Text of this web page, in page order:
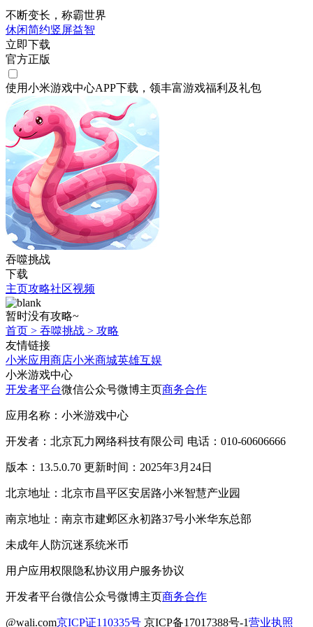
不断变长，称霸世界
休闲简约竖屏益智
立即下载
官方正版
使用小米游戏中心APP下载 ，领丰富游戏福利 及礼包
吞噬挑战
下载
主页攻略社区视频
暂时没有攻略~
首页 > 吞噬挑战 > 攻略
友情链接
小米应用商店小米商城英雄互娱
小米游戏中心
开发者平台微信公众号微博主页商务合作
应用名称：小米游戏中心
开发者：北京瓦力网络科技有限公司 电话：010-60606666
版本：13.5.0.70 更新时间：2025年3月24日
北京地址：北京市昌平区安居路小米智慧产业园
南京地址：南京市建邺区永初路37号小米华东总部
未成年人防沉迷系统米币
用户应用权限隐私协议用户服务协议
开发者平台微信公众号微博主页商务合作
@wali.com京ICP证110335号 京ICP备17017388号-1营业执照